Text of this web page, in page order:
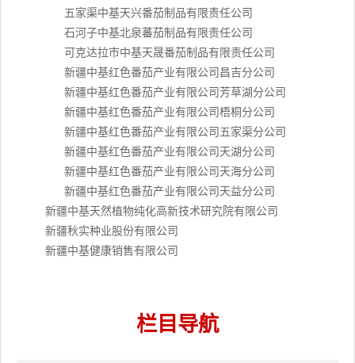
五家渠中基天兴番茄制品有限责任公司
石河子中基北泉蕃茄制品有限责任公司
可克达拉市中基天晟番茄制品有限责任公司
新疆中基红色番茄产业有限公司昌吉分公司
新疆中基红色番茄产业有限公司芳草湖分公司
新疆中基红色番茄产业有限公司梧桐分公司
新疆中基红色番茄产业有限公司五家渠分公司
新疆中基红色番茄产业有限公司天湖分公司
新疆中基红色番茄产业有限公司天海分公司
新疆中基红色番茄产业有限公司天益分公司
新疆中基天然植物纯化高新技术研究院有限公司
新疆秋实种业股份有限公司
新疆中基健康销售有限公司
栏目导航